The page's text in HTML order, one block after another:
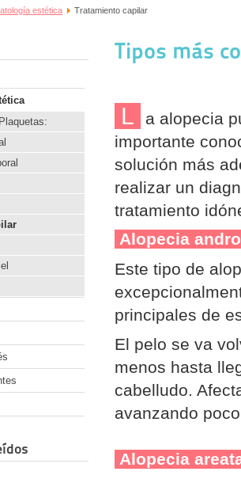
estética Tratamiento capilar
Tipos más
L
a alopecia
importante
solución más
realizar un
tratamiento
Alopecia
Este tipo de
principales de
El pelo se va
menos hasta
cabelludo.
avanzando
Alopecia